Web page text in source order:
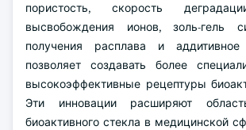
пористость, скорость
высвобождения ионов, золь-гель
получения расплава и аддитивное
позволяет создавать более
высокоэффективные рецептуры
Эти инновации расширяют
биоактивного стекла в медицинской